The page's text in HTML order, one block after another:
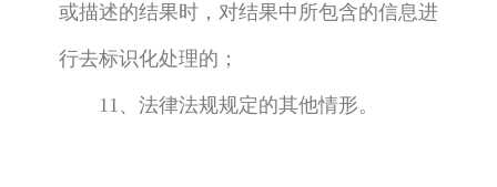
或描述的结果时，对结果中所包含的信息进
行去标识化处理的；
11、法律法规规定的其他情形。